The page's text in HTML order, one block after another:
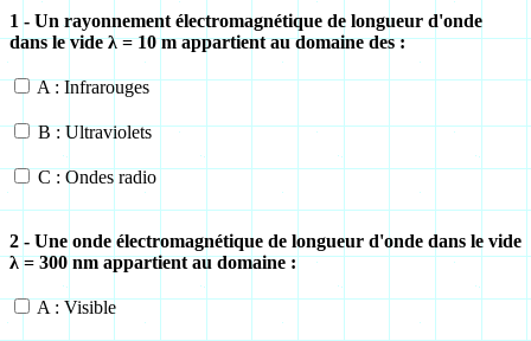
1 - Un rayonnement électromagnétique de longueur d'onde
dans le videλ= 10 m appartient au domaine des :
A : Infrarouges
B : Ultraviolets
C : Ondes radio
2 - Une onde électromagnétique de longueur d'onde dans le vide
λ= 300 nm appartient au domaine :
A : Visible